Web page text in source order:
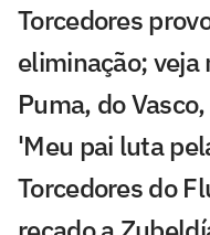
Torcedores
eliminação; veja
Puma, do
'Meu pai luta
Torcedores do